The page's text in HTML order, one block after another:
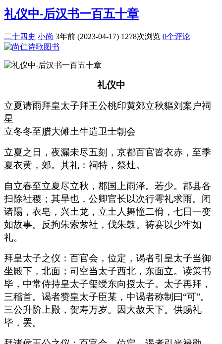
礼仪中-后汉书一百五十章
二十四史 小尚 3年前 (2023-04-17) 1278次浏览 0个评论
礼仪中
立夏请雨拜皇太子拜王公桃印黄郊立秋貙刘案户祠
星
立冬冬至腊大傩土牛遣卫士朝会
立夏之日，夜漏未尽五刻，京都百官皆衣赤，至季
夏衣黄，郊。其礼：祠特，祭灶。
自立春至立夏尽立秋，郡国上雨泽。若少。郡县各
扫除社稷；其旱也，公卿官长以次行雩礼求雨。闭
诸陽，衣皂，兴土龙，立土人舞憧二佾，七日一变
如故事。反拘朱索萦社，伐朱鼓。祷赛以少牢如
礼。
拜皇太子之仪：百官会，位定，谒者引皇太子当御
坐殿下，北面；司空当太子西北，东面立。读策书
毕，中常侍持皇太子玺绶东向授太子。太子再拜，
三稽首。谒者赞皇太子臣某，中谒者称制曰“可”。
三公升阶上殿，贺寿万岁。因大赦天下。供赐礼
毕，罢。